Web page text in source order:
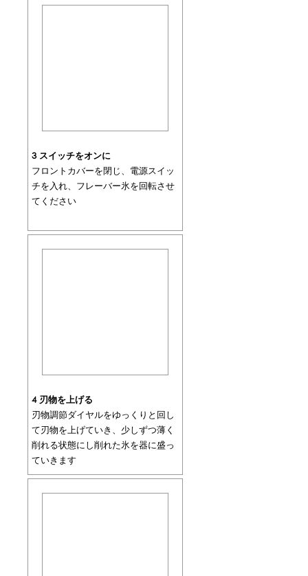
3 スイッチをオンに
フロントカバーを閉じ、電源スイッ
チを入れ、フレーバー氷を回転させ
てください
4 刃物を上げる
刃物調節ダイヤルをゆっくりと回し
て刃物を上げていき、少しずつ薄く
削れる状態にし削れた氷を器に盛っ
ていきます